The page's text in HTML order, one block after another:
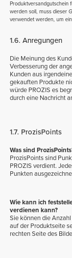
Produktversandgutschein
werden soll, muss dieser
verwendet werden, um
1.6. Anregungen
Die Meinung des
Verbesserung der
Kunden aus
gekauften Produkte
würde PROZIS es
durch eine Nachricht
1.7. ProzisPoints
Was sind
ProzisPoints sind
PROZIS verdient.
Punkten
Wie kann ich
verdienen kann?
Sie können die
auf der Produktseite
rechten Seite des